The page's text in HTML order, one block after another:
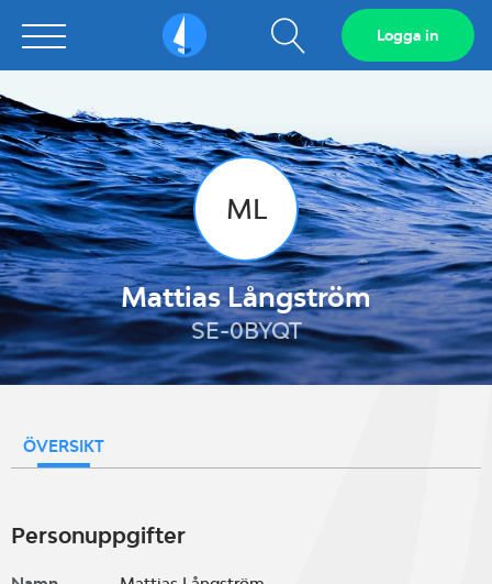
Sailarena Visa
sökfält
Logga in
ML
Mattias Långström
SE-0BYQT
ÖVERSIKT
Personuppgifter